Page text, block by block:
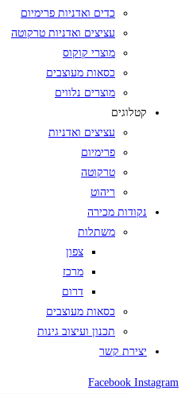
כדים ואדניות פרימיום
עציצים ואדניות טרקוטה
מוצרי קוקוס
כסאות מעוצבים
מוצרים נלווים
קטלוגים
עציצים ואדניות
פרימיום
טרקוטה
ריהוט
נקודות מכירה
משתלות
צפון
מרכז
דרום
כסאות מעוצבים
תכנון ועיצוב גינות
יצירת קשר
Facebook Instagram